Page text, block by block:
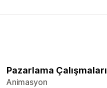
Pazarlama Çalışmaları
Animasyon